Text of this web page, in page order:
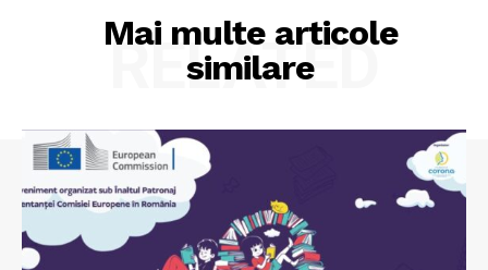
Mai multe articole
similare
RELATED